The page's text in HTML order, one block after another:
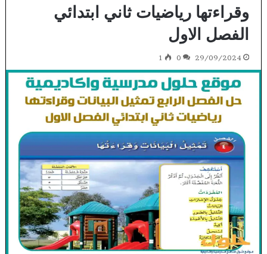
وقراءتها رياضيات ثاني ابتدائي
الفصل الاول
29/09/2024
0
1